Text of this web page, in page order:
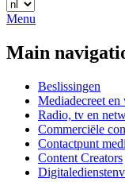
Menu
Main
Beslissingen
Mediadecreet
Radio, tv en
Commerciële
Contactpunt
Content Creators